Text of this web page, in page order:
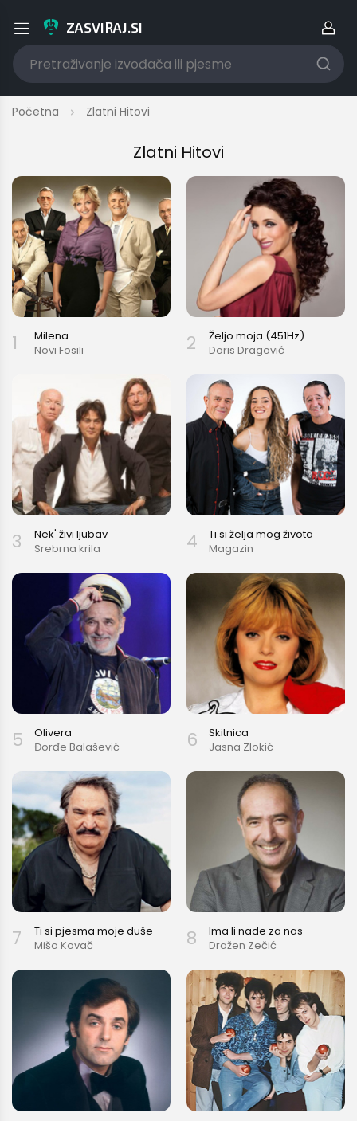
ZASVIRAJ.SI
Prijava/Registracija
E-mail adresa korisnika
Lozinka
Jesi li zaboravio/la lozinku?
Još nemaš račun?
REGISTRIRAJ SE
Početna Zlatni Hitovi
Zlatni Hitovi
1
Milena
Novi Fosili
2
Željo moja (451Hz)
Doris Dragović
3
Nek' živi ljubav
Srebrna krila
4
Ti si želja mog života
Magazin
5
Olivera
Đorđe Balašević
6
Skitnica
Jasna Zlokić
7
Ti si pjesma moje duše
Mišo Kovač
8
Ima li nade za nas
Dražen Zečić